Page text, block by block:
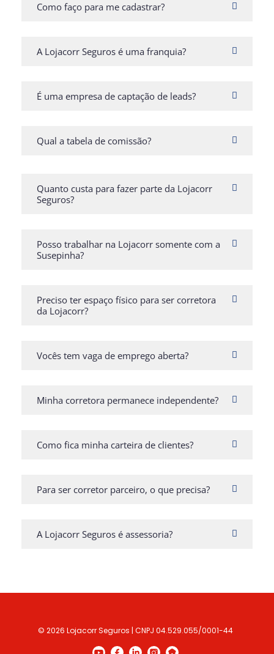
Como faço para me cadastrar?
A Lojacorr Seguros é uma franquia?
É uma empresa de captação de leads?
Qual a tabela de comissão?
Quanto custa para fazer parte da Lojacorr
Seguros?
Posso trabalhar na Lojacorr somente com a
Susepinha?
Preciso ter espaço físico para ser corretora
da Lojacorr?
Vocês tem vaga de emprego aberta?
Minha corretora permanece independente?
Como fica minha carteira de clientes?
Para ser corretor parceiro, o que precisa?
A Lojacorr Seguros é assessoria?
© 2026 Lojacorr Seguros | CNPJ 04.529.055/0001-44